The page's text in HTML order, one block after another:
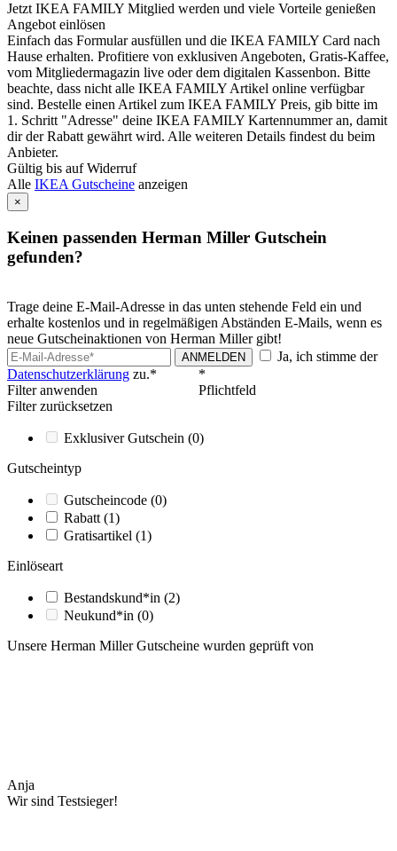
Jetzt IKEA FAMILY Mitglied werden und viele Vorteile genießen
Angebot einlösen
Einfach das Formular ausfüllen und die IKEA FAMILY Card nach
Hause erhalten. Profitiere von exklusiven Angeboten, Gratis-Kaffee,
vom Mitgliedermagazin live oder dem digitalen Kassenbon. Bitte
beachte, dass nicht alle IKEA FAMILY Artikel online verfügbar
sind. Bestelle einen Artikel zum IKEA FAMILY Preis, gib bitte im
1. Schritt "Adresse" deine IKEA FAMILY Kartennummer an, damit
dir der Rabatt gewährt wird. Alle weiteren Details findest du beim
Anbieter.
Gültig bis auf Widerruf
Alle IKEA Gutscheine anzeigen
×
Keinen passenden Herman Miller Gutschein
gefunden?
Trage deine E-Mail-Adresse in das unten stehende Feld ein und
erhalte kostenlos und in regelmäßigen Abständen E-Mails, wenn es
neue Gutscheinaktionen von Herman Miller gibt!
ANMELDEN
Ja, ich stimme der
Datenschutzerklärung zu.*
*
Pflichtfeld
Filter anwenden
Filter zurücksetzen
Exklusiver Gutschein (0)
Gutscheintyp
Gutscheincode (0)
Rabatt(1)
Gratisartikel (1)
Einlöseart
Bestandskund*in (2)
Neukund*in (0)
Unsere Herman Miller Gutscheine wurden geprüft von
Anja
Wir sind Testsieger!